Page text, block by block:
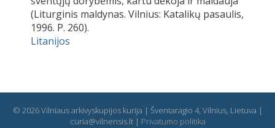
(Liturginis maldynas. Vilnius: Katalikų pasaulis,
1996. P. 260).
Litanijos
© 2026 Vilniaus arkivyskupijos kurija | Šventaragio 4, Vilnius, Lietuva |
curia@vilnensis.lt | Privatumo politika